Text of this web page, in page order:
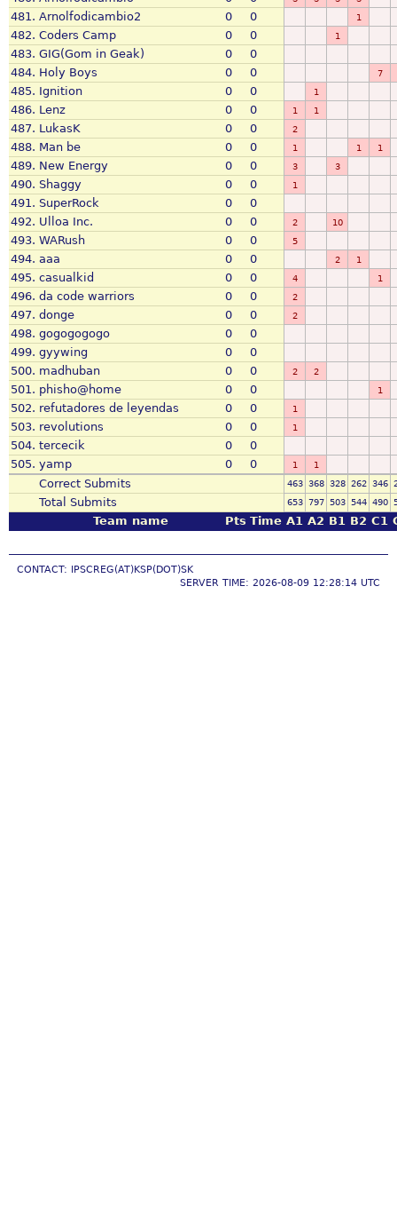
481. Arnolfodicambio2 0 0 1
482. Coders Camp 0 0 1
483. GIG(Gom in Geak) 0
0
484. Holy Boys 0 0 7
485. Ignition 0 0 1
486. Lenz 0 0 1 1
487. LukasK 0 0 2
488. Man be 0 0 1 1 1
489. New Energy 0 0 3 3
490. Shaggy 0 0 1
491. SuperRock 0
0
492. Ulloa Inc. 0 0 2 10
493. WARush 0 0 5
494. aaa 0 0 2 1
495. casualkid 0 0 4 1
496. da code warriors 0 0 2
497. donge 0 0 2
498. gogogogogo 0
0
499. gyywing 0
0
500. madhuban 0 0 2 2
501. phisho@home 0 0 1
502. refutadores de leyendas 0 0 1
503. revolutions 0 0 1
504. tercecik 0
0
505. yamp 0 0 1 1
Correct Submits 463 368 328 262 346
Total Submits 653 797 503 544 490
Team name Pts Time A1 A2 B1 B2 C1
CONTACT: IPSCREG(AT)KSP(DOT)SK
SERVER TIME: 2026-08-09 12:28:14 UTC